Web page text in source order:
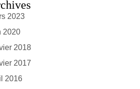
2023
2020
2018
2017
2016